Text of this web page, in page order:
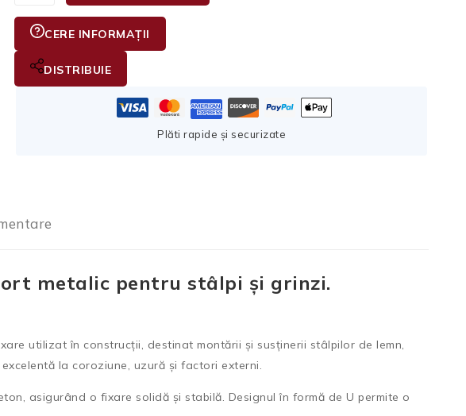
CERE INFORMAȚII
DISTRIBUIE
Plăti rapide și securizate
metalic pentru stâlpi și grinzi.
utilizat în construcții, destinat montării și susținerii stâlpilor de lemn,
la coroziune, uzură și factori externi.
asigurând o fixare solidă și stabilă. Designul în formă de U permite o